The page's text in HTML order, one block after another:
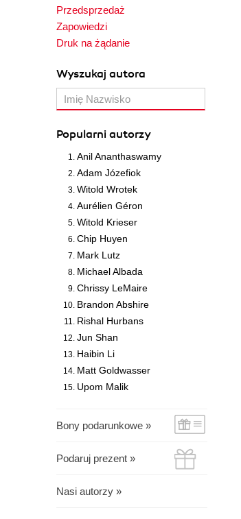
Przedsprzedaż
Zapowiedzi
Druk na żądanie
Wyszukaj autora
Popularni autorzy
Anil Ananthaswamy
Adam Józefiok
Witold Wrotek
Aurélien Géron
Witold Krieser
Chip Huyen
Mark Lutz
Michael Albada
Chrissy LeMaire
Brandon Abshire
Rishal Hurbans
Jun Shan
Haibin Li
Matt Goldwasser
Upom Malik
Bony podarunkowe »
Podaruj prezent »
Nasi autorzy »